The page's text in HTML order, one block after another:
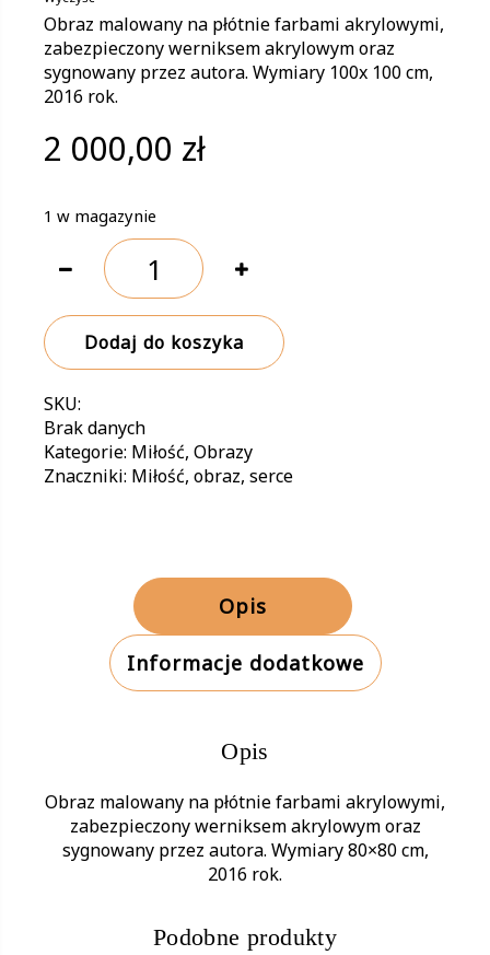
Obraz malowany na płótnie farbami akrylowymi,
zabezpieczony werniksem akrylowym oraz
sygnowany przez autora. Wymiary 100x 100 cm,
2016 rok.
2 000,00 zł
1 w magazynie
Teraz
jestem
w
Twoim
sercu
na
zawsze
2
Dodaj do koszyka
SKU:
Brak danych
Kategorie: Miłość,Obrazy
Znaczniki: Miłość,obraz,serce
Opis
Informacje dodatkowe
Opis
Obraz malowany na płótnie farbami akrylowymi,
zabezpieczony werniksem akrylowym oraz
sygnowany przez autora. Wymiary 80×80 cm,
2016 rok.
Podobne produkty